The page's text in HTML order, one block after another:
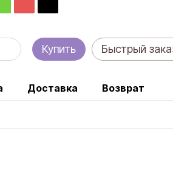
Купить Быстрый
Доставка Возврат